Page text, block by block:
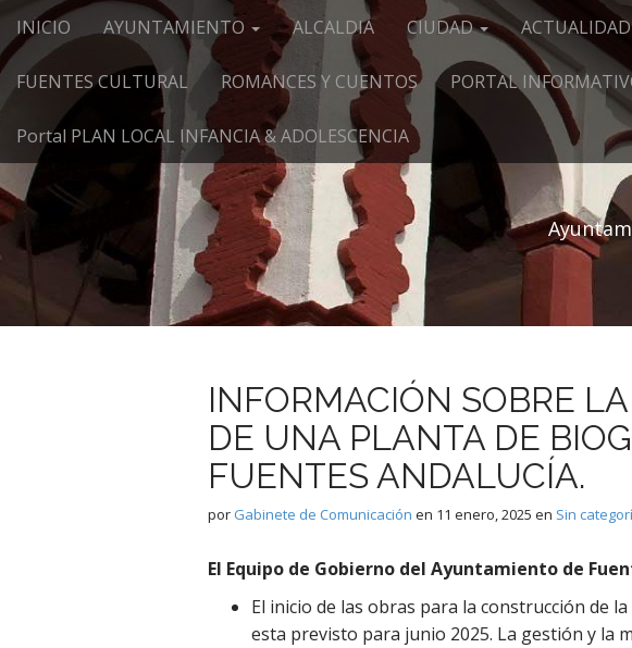
Menú principal
Saltar al contenido
INICIO AYUNTAMIENTO ALCALDIA CIUDAD
FUENTES CULTURAL ROMANCES Y CUENTOS PORTAL
Portal PLAN LOCAL INFANCIA & ADOLESCENCIA
INFORMACIÓN SOBRE
DE UNA PLANTA DE
FUENTES ANDALUCÍA.
por Gabinete de Comunicación en 11 enero, 2025 en Sin
El Equipo de Gobierno del Ayuntamiento de
El inicio de las obras para la construcción de
esta previsto para junio 2025. La gestión y la